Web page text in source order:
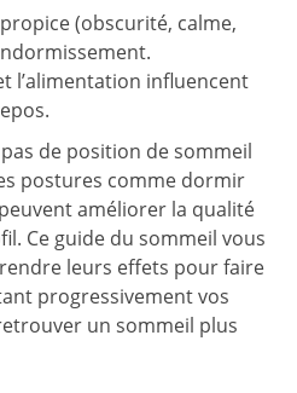
(obscurité, calme,
l’alimentation influencent
de position de sommeil
postures comme dormir
améliorer la qualité
Ce guide du sommeil vous
leurs effets pour faire
progressivement vos
un sommeil plus